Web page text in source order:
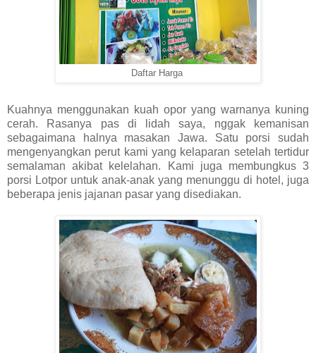
Daftar Harga
Kuahnya menggunakan kuah opor yang warnanya kuning
cerah. Rasanya pas di lidah saya, nggak kemanisan
sebagaimana halnya masakan Jawa. Satu porsi sudah
mengenyangkan perut kami yang kelaparan setelah tertidur
semalaman akibat kelelahan. Kami juga membungkus 3
porsi Lotpor untuk anak-anak yang menunggu di hotel, juga
beberapa jenis jajanan pasar yang disediakan.